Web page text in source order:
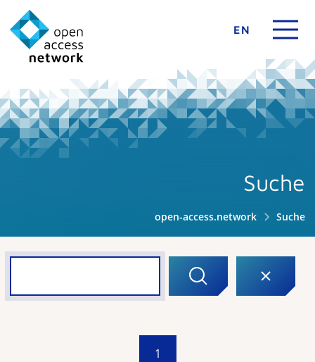
EN
Suche
open-access.network Suche
1